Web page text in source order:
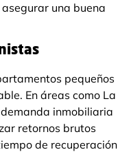
una buena
pequeños
En áreas como La
inmobiliaria
retornos brutos
de recuperación